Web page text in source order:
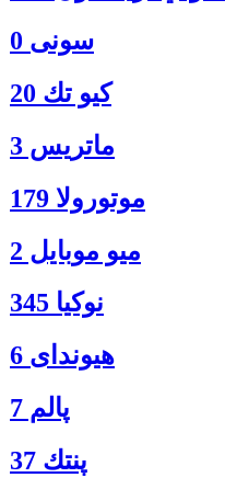
سونی 0
كيو تك 20
ماتريس 3
موتورولا 179
ميو موبايل 2
نوكيا 345
هیوندای 6
پالم 7
پنتك 37